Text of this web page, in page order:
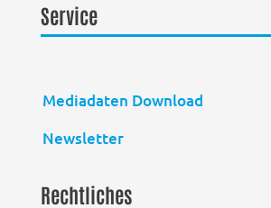
Service
Mediadaten Download
Newsletter
Rechtliches